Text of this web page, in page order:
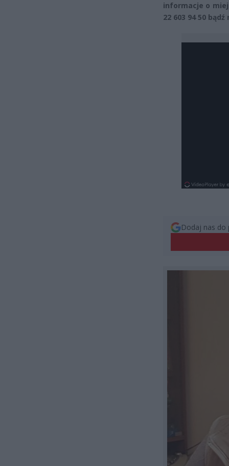
informacje o
22 603 94 50
Dodaj nas do